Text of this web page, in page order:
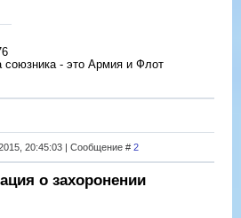
союзника - это Армия и Флот
20:45:03 | Сообщение # 2
о захоронении